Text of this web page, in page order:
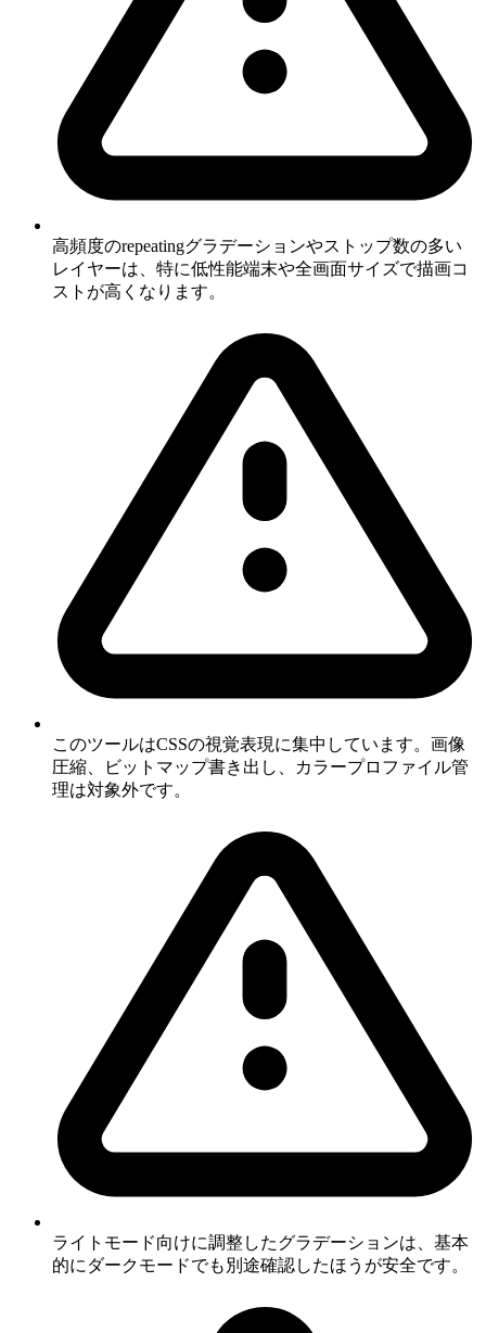
高頻度のrepeatingグラデーションやストップ数の多い
レイヤーは、特に低性能端末や全画面サイズで描画コ
ストが高くなります。
このツールはCSSの視覚表現に集中しています。画像
圧縮、ビットマップ書き出し、カラープロファイル管
理は対象外です。
ライトモード向けに調整したグラデーションは、基本
的にダークモードでも別途確認したほうが安全です。